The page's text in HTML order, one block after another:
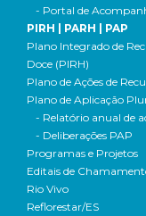
- Portal de
PIRH | PARH | PAP
Plano Integrado de
Doce (PIRH)
Plano de Ações de
Plano de Aplicação
- Relatório anual de
- Deliberações PAP
Programas e Projetos
Editais de
Rio Vivo
Reflorestar/ES